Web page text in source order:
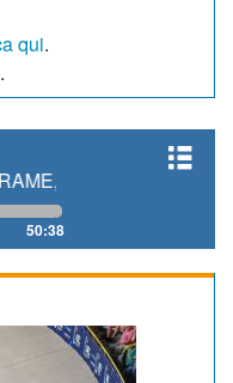
qui.
.
FIORELLI
50:38